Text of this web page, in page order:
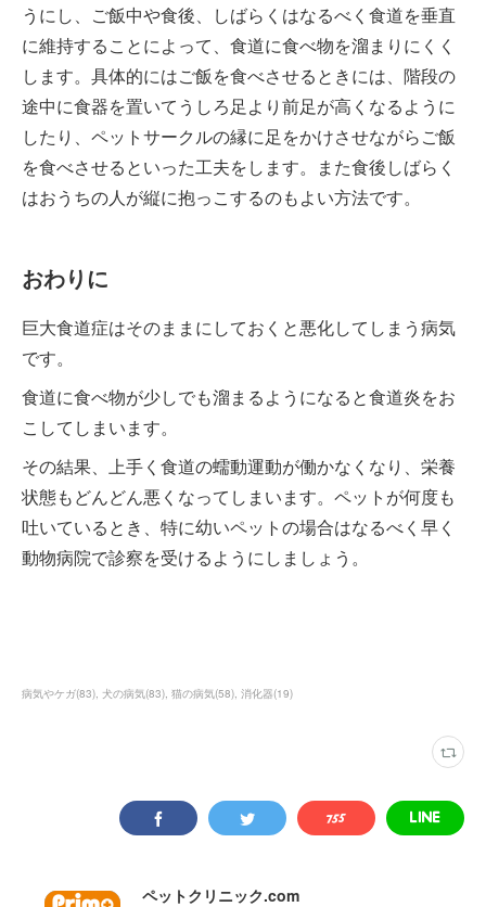
うにし、ご飯中や食後、しばらくはなるべく食道を垂直
に維持することによって、食道に食べ物を溜まりにくく
します。具体的にはご飯を食べさせるときには、階段の
途中に食器を置いてうしろ足より前足が高くなるように
したり、ペットサークルの縁に足をかけさせながらご飯
を食べさせるといった工夫をします。また食後しばらく
はおうちの人が縦に抱っこするのもよい方法です。
おわりに
巨大食道症はそのままにしておくと悪化してしまう病気
です。
食道に食べ物が少しでも溜まるようになると食道炎をお
こしてしまいます。
その結果、上手く食道の蠕動運動が働かなくなり、栄養
状態もどんどん悪くなってしまいます。ペットが何度も
吐いているとき、特に幼いペットの場合はなるべく早く
動物病院で診察を受けるようにしましょう。
病気やケガ(83) 犬の病気(83) 猫の病気(58) 消化器(19)
ペットクリニック.com